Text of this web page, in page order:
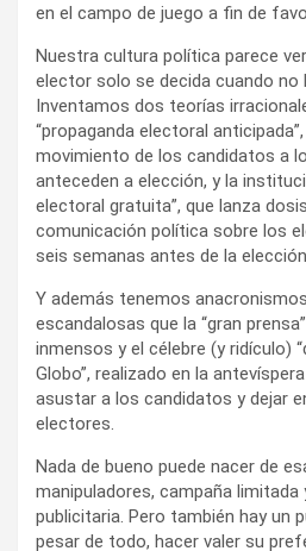
en el campo de juego a fin de
Nuestra cultura política parece
elector solo se decida cuando no
Inventamos dos teorías
“propaganda electoral
movimiento de los candidatos a
anteceden a elección, y la
electoral gratuita”, que lanza
comunicación política sobre los
seis semanas antes de la
Y además tenemos
escandalosas que la “gran
inmensos y el célebre (y ridículo)
Globo”, realizado en la
asustar a los candidatos y dejar
electores.
Nada de bueno puede nacer de
manipuladores, campaña limitada
publicitaria. Pero también hay un
pesar de todo, hacer valer su